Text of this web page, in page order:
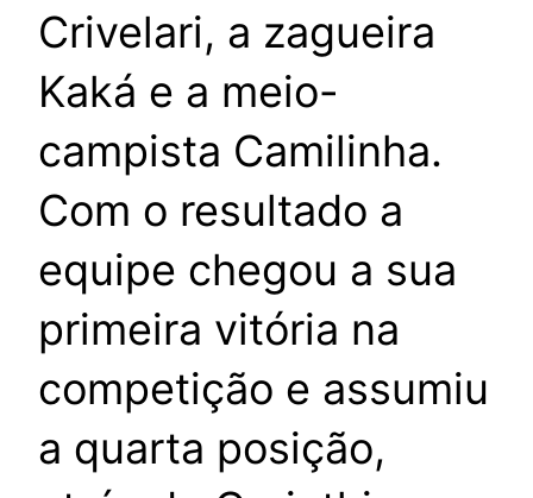
Crivelari, a zagueira
Kaká e a meio-
campista Camilinha.
Com o resultado a
equipe chegou a sua
primeira vitória na
competição e assumiu
a quarta posição,